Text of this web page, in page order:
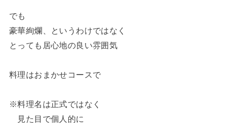
でも
豪華絢爛、というわけではなく
とっても居心地の良い雰囲気
料理はおまかせコースで
※料理名は正式ではなく
見た目で個人的に